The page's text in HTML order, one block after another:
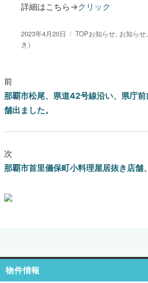
詳細はこちら→クリック
投稿日:
2023年4月20日 カテゴリー
TOPお知らせ, お知らせ,
き）
前
那覇市松尾、県道42号線沿い、県庁
舗出ました。
次
那覇市首里儀保町小料理屋居抜き店舗
物件情報